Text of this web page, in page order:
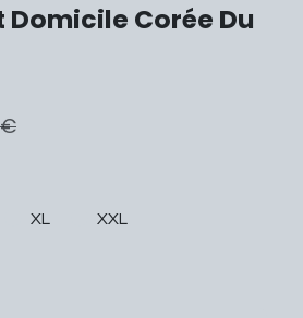
Corée Du
XL XXL